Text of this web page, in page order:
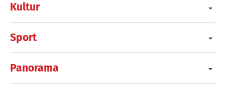
Kultur
Sport
Panorama